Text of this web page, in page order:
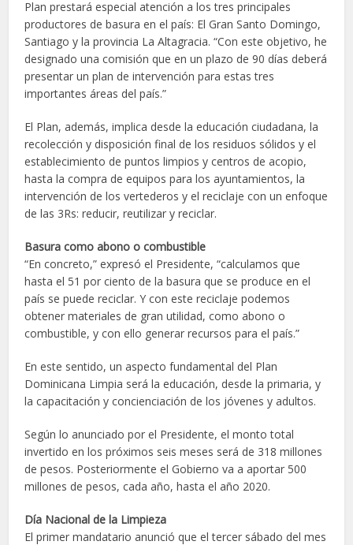
Plan prestará especial atención a los tres principales
productores de basura en el país: El Gran Santo Domingo,
Santiago y la provincia La Altagracia. “Con este objetivo, he
designado una comisión que en un plazo de 90 días deberá
presentar un plan de intervención para estas tres
importantes áreas del país.”
El Plan, además, implica desde la educación ciudadana, la
recolección y disposición final de los residuos sólidos y el
establecimiento de puntos limpios y centros de acopio,
hasta la compra de equipos para los ayuntamientos, la
intervención de los vertederos y el reciclaje con un enfoque
de las 3Rs: reducir, reutilizar y reciclar.
Basura como abono o combustible
“En concreto,” expresó el Presidente, “calculamos que
hasta el 51 por ciento de la basura que se produce en el
país se puede reciclar. Y con este reciclaje podemos
obtener materiales de gran utilidad, como abono o
combustible, y con ello generar recursos para el país.”
En este sentido, un aspecto fundamental del Plan
Dominicana Limpia será la educación, desde la primaria, y
la capacitación y concienciación de los jóvenes y adultos.
Según lo anunciado por el Presidente, el monto total
invertido en los próximos seis meses será de 318 millones
de pesos. Posteriormente el Gobierno va a aportar 500
millones de pesos, cada año, hasta el año 2020.
Día Nacional de la Limpieza
El primer mandatario anunció que el tercer sábado del mes